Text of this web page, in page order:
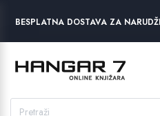
BESPLATNA DOSTAVA ZA